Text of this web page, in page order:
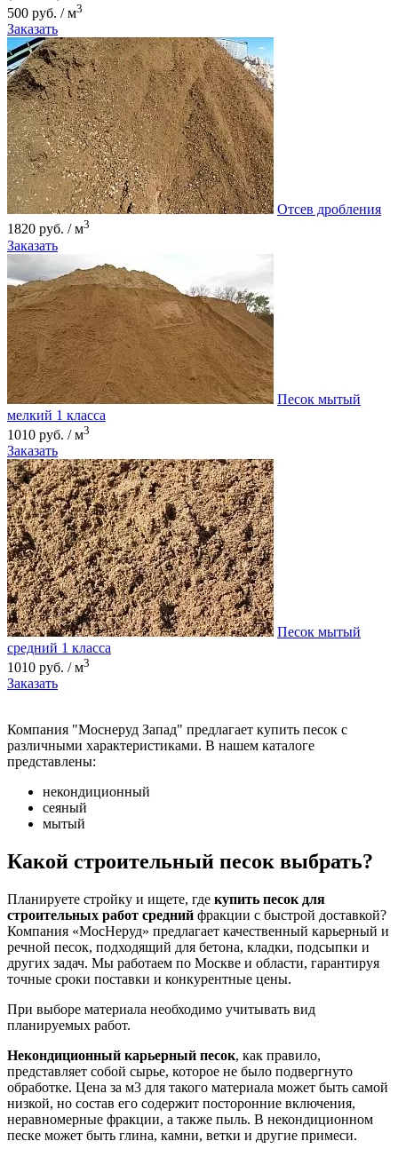
500 руб. / м3
Заказать
Отсев дробления
1820 руб. / м3
Заказать
Песок мытый
мелкий 1 класса
1010 руб. / м3
Заказать
Песок мытый
средний 1 класса
1010 руб. / м3
Заказать
Компания "Моснеруд Запад" предлагает купить песок с
различными характеристиками. В нашем каталоге
представлены:
некондиционный
сеяный
мытый
Какой строительный песок выбрать?
Планируете стройку и ищете, где купить песок для
строительных работ средний фракции с быстрой доставкой?
Компания «МосНеруд» предлагает качественный карьерный и
речной песок, подходящий для бетона, кладки, подсыпки и
других задач. Мы работаем по Москве и области, гарантируя
точные сроки поставки и конкурентные цены.
При выборе материала необходимо учитывать вид
планируемых работ.
Некондиционный карьерный песок, как правило,
представляет собой сырье, которое не было подвергнуто
обработке. Цена за м3 для такого материала может быть самой
низкой, но состав его содержит посторонние включения,
неравномерные фракции, а также пыль. В некондиционном
песке может быть глина, камни, ветки и другие примеси.